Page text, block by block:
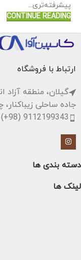
پیشرفته‌تری...
CONTINUE READING
ارتباط با فروشگاه
گیلان، منطقه آزاد
جاده ساحلی زیباکنار،
9112199343
دسته بندی ها
لینک ها